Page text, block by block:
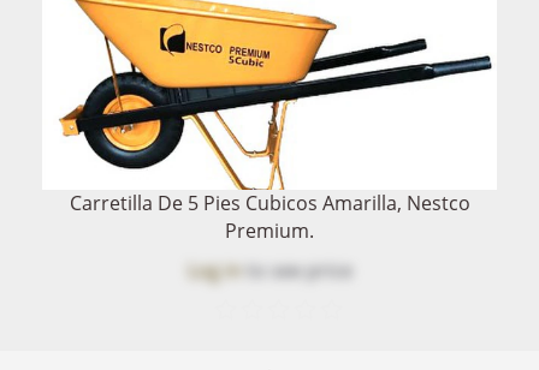
Carretilla De 5 Pies Cubicos Amarilla, Nestco
Premium.
Log into see price